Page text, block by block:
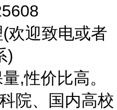
欢迎致电或者
)
,性价比高。
院、国内高校